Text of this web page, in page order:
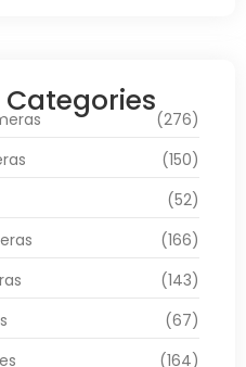
(276)
(150)
(52)
(166)
(143)
(67)
(164)